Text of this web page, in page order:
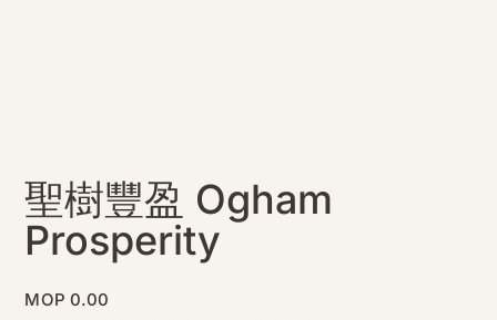
聖樹豐盈 Ogham
Prosperity
價
格
MOP 0.00